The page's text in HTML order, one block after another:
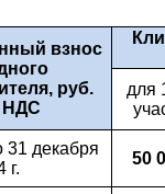
взнос
руб.
НДС
для
31 декабря
г.
50